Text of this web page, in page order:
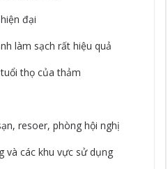
đại
làm sạch rất hiệu quả
thọ của thảm
resoer, phòng hội nghị
và các khu vực sử dụng